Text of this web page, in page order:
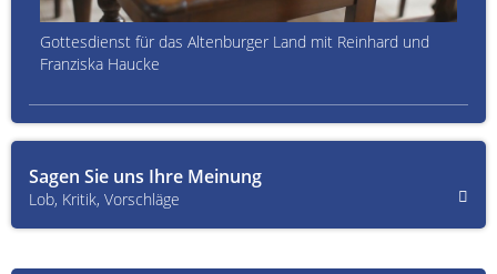
Gottesdienst für das Altenburger Land mit Reinhard und
Franziska Haucke
Sagen Sie uns Ihre Meinung
Lob, Kritik, Vorschläge